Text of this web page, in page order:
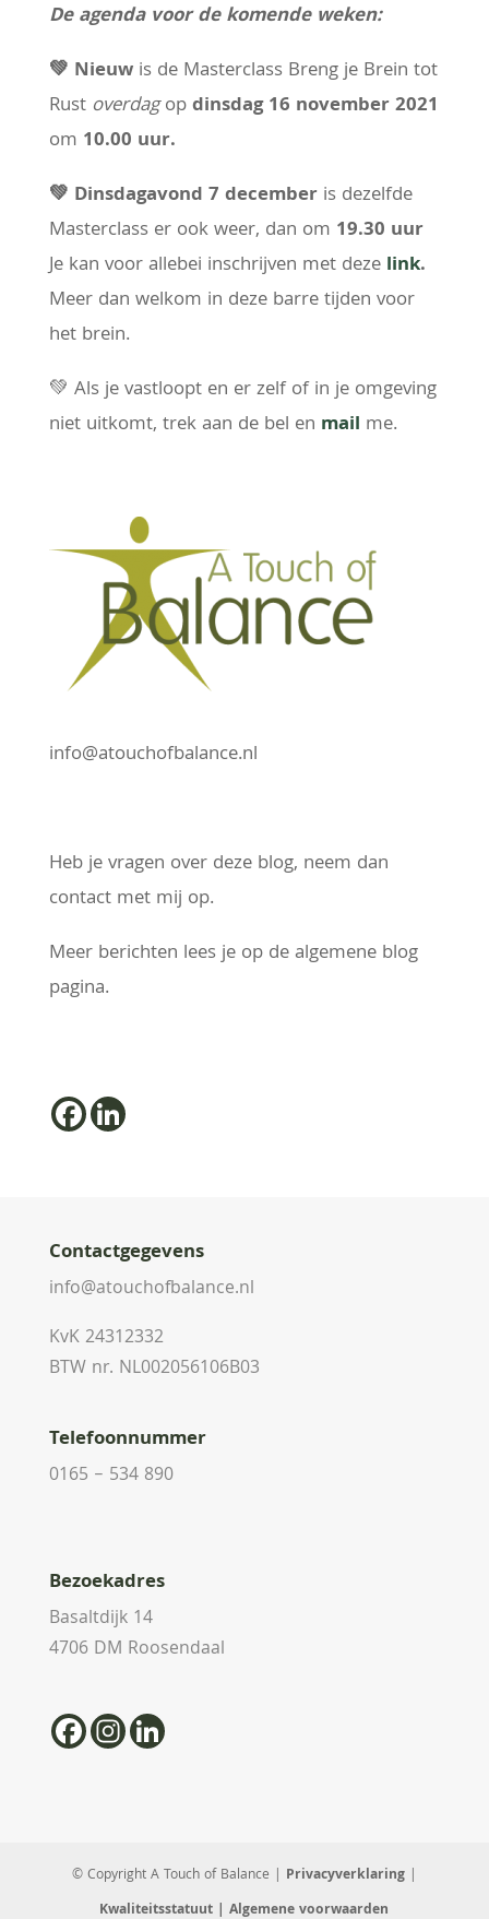
De agenda voor de komende weken:
💚 Nieuwis de Masterclass Breng je Brein tot
Rust overdagopdinsdag 16 november 2021
om 10.00 uur.
💚 Dinsdagavond 7 decemberis dezelfde
Masterclass er ook weer, dan om 19.30 uur
Je kan voor allebei inschrijven met deze link.
Meer dan welkom in deze barre tijden voor
het brein.
💚 Als je vastloopt en er zelf of in je omgeving
niet uitkomt, trek aan de bel en mail me.
info@atouchofbalance.nl
Heb je vragen over deze blog, neem dan
contact met mij op.
Meer berichten lees je op de algemene blog
pagina.
Contactgegevens
info@atouchofbalance.nl
KvK 24312332
BTW nr. NL002056106B03
Telefoonnummer
0165 – 534 890
Bezoekadres
Basaltdijk 14
4706 DM Roosendaal
© Copyright A Touch of Balance | Privacyverklaring|
Kwaliteitsstatuut | Algemene voorwaarden